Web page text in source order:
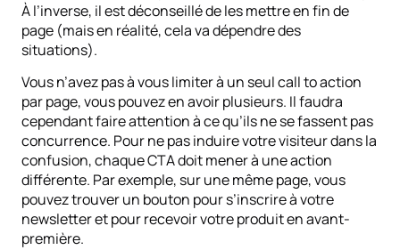
À l’inverse, il est déconseillé de les mettre en fin de
page (mais en réalité, cela va dépendre des
situations).
Vous n’avez pas à vous limiter à un seul call to action
par page, vous pouvez en avoir plusieurs. Il faudra
cependant faire attention à ce qu’ils ne se fassent pas
concurrence. Pour ne pas induire votre visiteur dans la
confusion, chaque CTA doit mener à une action
différente. Par exemple, sur une même page, vous
pouvez trouver un bouton pour s’inscrire à votre
newsletter et pour recevoir votre produit en avant-
première.